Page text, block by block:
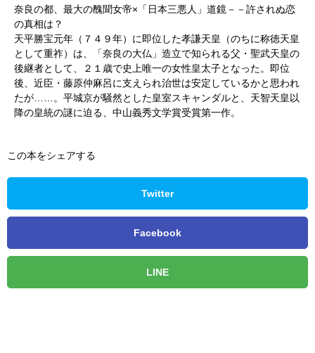
奈良の都、最大の醜聞女帝×「日本三悪人」道鏡－－許されぬ恋
の真相は？
天平勝宝元年（７４９年）に即位した孝謙天皇（のちに称徳天皇
として重祚）は、「奈良の大仏」造立で知られる父・聖武天皇の
後継者として、２１歳で史上唯一の女性皇太子となった。即位
後、近臣・藤原仲麻呂に支えられ治世は安定しているかと思われ
たが……。平城京が騒然とした皇室スキャンダルと、天智天皇以
降の皇統の謎に迫る、中山義秀文学賞受賞第一作。
この本をシェアする
Twitter
Facebook
LINE